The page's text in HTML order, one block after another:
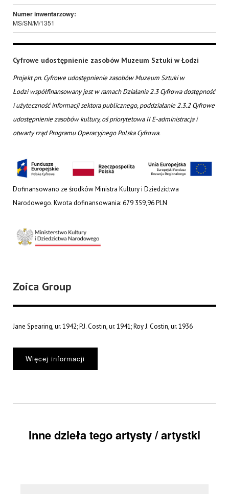
Numer inwentarzowy:
MS/SN/M/1351
Cyfrowe udostępnienie zasobów Muzeum Sztuki w Łodzi
Projekt pn. Cyfrowe udostępnienie zasobów Muzeum Sztuki w
Łodzi współfinansowany jest w ramach Działania 2.3 Cyfrowa dostępność
i użyteczność informacji sektora publicznego, poddziałanie 2.3.2 Cyfrowe
udostępnienie zasobów kultury, oś priorytetowa II E-administracja i
otwarty rząd Programu Operacyjnego Polska Cyfrowa.
Dofinansowano ze środków Ministra Kultury i Dziedzictwa
Narodowego. Kwota dofinansowania: 679 359,96 PLN
Zoica Group
Jane Spearing, ur. 1942; P.J. Costin, ur. 1941; Roy J. Costin, ur. 1936
Więcej informacji
Inne dzieła tego artysty / artystki